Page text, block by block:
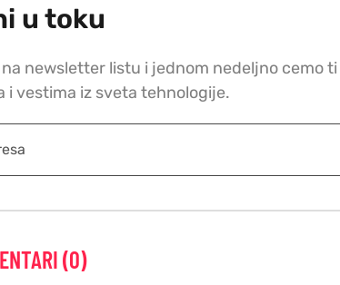
u toku
newsletter listu i jednom nedeljno cemo
i vestima iz sveta tehnologije.
(0)